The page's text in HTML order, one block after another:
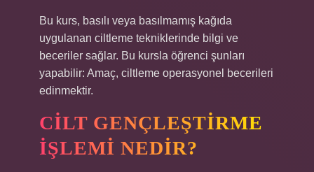
Bu kurs, basılı veya basılmamış kağıda
uygulanan ciltleme tekniklerinde bilgi ve
beceriler sağlar. Bu kursla öğrenci şunları
yapabilir: Amaç, ciltleme operasyonel becerileri
edinmektir.
CILT GENÇLEŞTIRME
IŞLEMI NEDIR?